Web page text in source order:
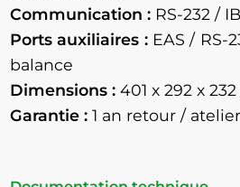
Communication : RS-232 /
Ports auxiliaires :EAS / RS-
balance
Dimensions : 401 x 292 x
Garantie : 1 an retour / atelier